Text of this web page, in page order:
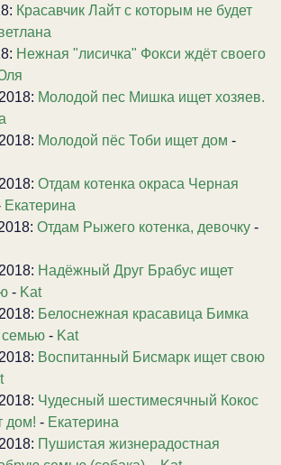
Красавчик Лайт с которым не будет
Нежная "лисичка" Фокси ждёт своего
Молодой пес Мишка ищет хозяев.
Молодой пёс Тоби ищет дом -
Отдам котенка окраса Черная
Екатерина
Отдам Рыжего котенка, девочку -
Надёжный Друг Брабус ищет
- Kat
Белоснежная красавица Бимка
семью - Kat
Воспитанный Бисмарк ищет свою
Чудесный шестимесячный Кокос
дом! - Екатерина
Пушистая жизнерадостная